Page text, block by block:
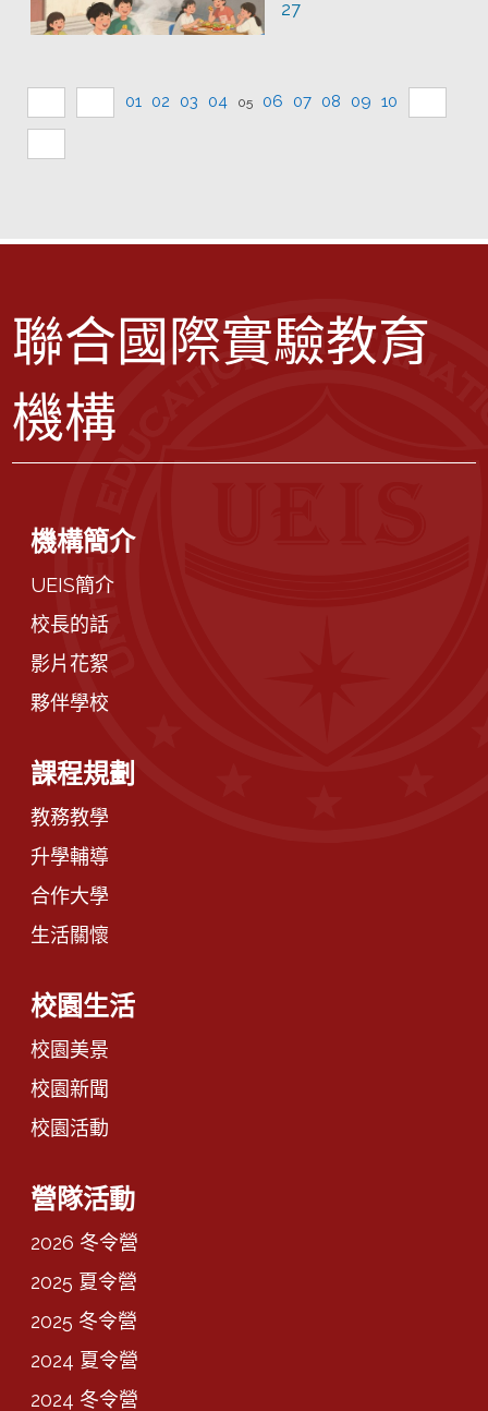
27
01 02 03 04 05 06 07 08 09 10
聯合國際實驗教育
機構
機構簡介
UEIS簡介
校長的話
影片花絮
夥伴學校
課程規劃
教務教學
升學輔導
合作大學
生活關懷
校園生活
校園美景
校園新聞
校園活動
營隊活動
2026 冬令營
2025 夏令營
2025 冬令營
2024 夏令營
2024 冬令營